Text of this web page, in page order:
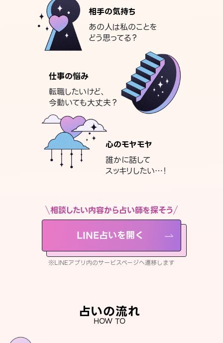
相手の気持ち
あの人は私のことを
どう思ってる？
仕事の悩み
転職したいけど、
今動いても大丈夫？
心のモヤモヤ
誰かに話して
スッキリしたい…！
相談したい内容から占い師を探そう
LINE占いを開く
※LINEアプリ内のサービスページへ遷移します
占いの流れ
HOW TO